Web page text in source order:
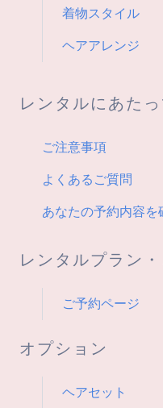
着物スタイル
ヘアアレンジ
レンタルにあたっ
ご注意事項
よくあるご質問
あなたの予約内容を
レンタルプラン
ご予約ページ
オプション
ヘアセット